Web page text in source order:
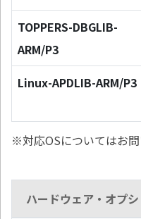
TOPPERS-DBGLIB-
ARM/P3
Linux-APDLIB-ARM/P3
※対応OSについてはお問
ハードウェア・オプ